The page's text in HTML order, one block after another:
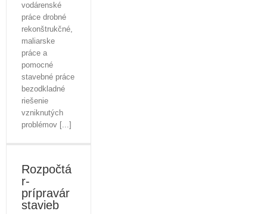
vodárenské
práce drobné
rekonštrukčné,
maliarske
práce a
pomocné
stavebné práce
bezodkladné
riešenie
vzniknutých
problémov [...]
Rozpočtá
r-
prípravár
stavieb